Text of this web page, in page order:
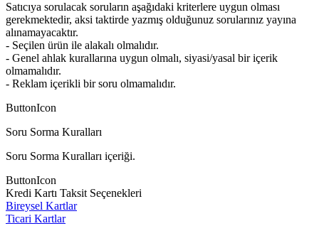
Satıcıya sorulacak soruların aşağıdaki kriterlere uygun olması
gerekmektedir, aksi taktirde yazmış olduğunuz sorularınız yayına
alınamayacaktır.
- Seçilen ürün ile alakalı olmalıdır.
- Genel ahlak kurallarına uygun olmalı, siyasi/yasal bir içerik
olmamalıdır.
- Reklam içerikli bir soru olmamalıdır.
ButtonIcon
Soru Sorma Kuralları
Soru Sorma Kuralları içeriği.
ButtonIcon
Kredi Kartı Taksit Seçenekleri
Bireysel Kartlar
Ticari Kartlar